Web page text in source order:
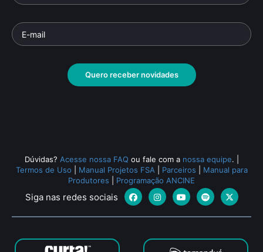
Quero receber novidades
Dúvidas? Acesse nossa FAQ ou fale com a nossa equipe.
Termos de Uso
Manual Projetos FSA Parceiros
Manual para
Produtores
Programação ANCINE
Siga nas redes sociais